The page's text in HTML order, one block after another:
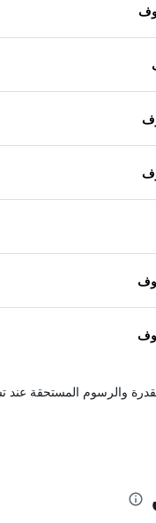
والرسوم المستحقة عند